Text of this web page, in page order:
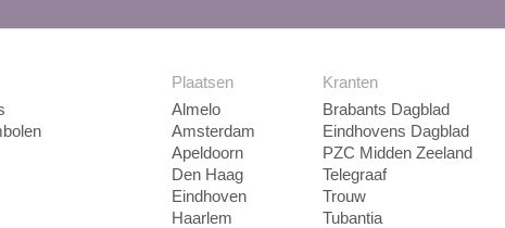
Plaatsen
Almelo
Amsterdam
Apeldoorn
Den Haag
Eindhoven
Haarlem
Kranten
Brabants Dagblad
Eindhovens Dagblad
PZC Midden Zeeland
Telegraaf
Trouw
Tubantia